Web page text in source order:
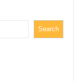
Search